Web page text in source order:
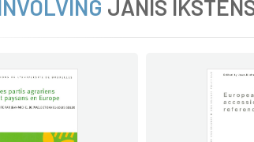
JĀNIS